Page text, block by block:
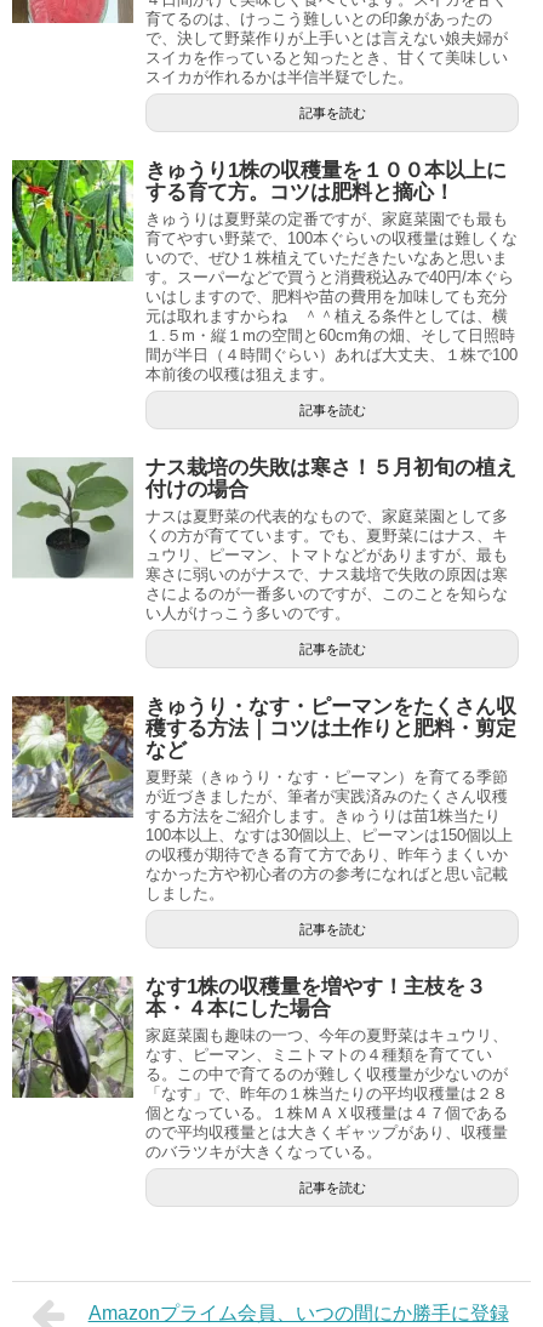
育てるのは、けっこう難しいとの印象があったの
で、決して野菜作りが上手いとは言えない娘夫婦が
スイカを作っていると知ったとき、甘くて美味しい
スイカが作れるかは半信半疑でした。
記事を読む
きゅうり1株の収穫量を１００本以上に
する育て方。コツは肥料と摘心！
きゅうりは夏野菜の定番ですが、家庭菜園でも最も
育てやすい野菜で、100本ぐらいの収穫量は難しくな
いので、ぜひ１株植えていただきたいなあと思いま
す。スーパーなどで買うと消費税込みで40円/本ぐら
いはしますので、肥料や苗の費用を加味しても充分
元は取れますからね ＾＾植える条件としては、横
１.５m・縦１mの空間と60cm角の畑、そして日照時
間が半日（４時間ぐらい）あれば大丈夫、１株で100
本前後の収穫は狙えます。
記事を読む
ナス栽培の失敗は寒さ！５月初旬の植え
付けの場合
ナスは夏野菜の代表的なもので、家庭菜園として多
くの方が育てています。でも、夏野菜にはナス、キ
ュウリ、ピーマン、トマトなどがありますが、最も
寒さに弱いのがナスで、ナス栽培で失敗の原因は寒
さによるのが一番多いのですが、このことを知らな
い人がけっこう多いのです。
記事を読む
きゅうり・なす・ピーマンをたくさん収
穫する方法｜コツは土作りと肥料・剪定
など
夏野菜（きゅうり・なす・ピーマン）を育てる季節
が近づきましたが、筆者が実践済みのたくさん収穫
する方法をご紹介します。きゅうりは苗1株当たり
100本以上、なすは30個以上、ピーマンは150個以上
の収穫が期待できる育て方であり、昨年うまくいか
なかった方や初心者の方の参考になればと思い記載
しました。
記事を読む
なす1株の収穫量を増やす！主枝を３
本・４本にした場合
家庭菜園も趣味の一つ、今年の夏野菜はキュウリ、
なす、ピーマン、ミニトマトの４種類を育ててい
る。この中で育てるのが難しく収穫量が少ないのが
「なす」で、昨年の１株当たりの平均収穫量は２８
個となっている。１株ＭＡＸ収穫量は４７個である
ので平均収穫量とは大きくギャップがあり、収穫量
のバラツキが大きくなっている。
記事を読む
Amazonプライム会員、いつの間にか勝手に登録